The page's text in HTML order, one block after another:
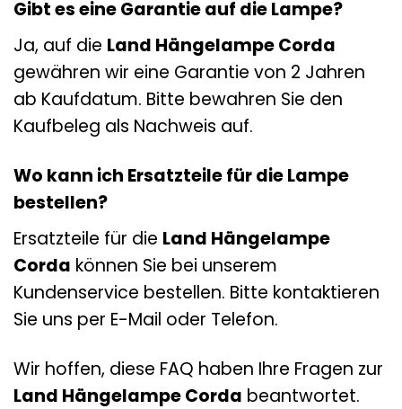
Gibt es eine Garantie auf die Lampe?
Ja, auf die Land Hängelampe Corda
gewähren wir eine Garantie von 2 Jahren
ab Kaufdatum. Bitte bewahren Sie den
Kaufbeleg als Nachweis auf.
Wo kann ich Ersatzteile für die Lampe
bestellen?
Ersatzteile für die Land Hängelampe
Corda können Sie bei unserem
Kundenservice bestellen. Bitte kontaktieren
Sie uns per E-Mail oder Telefon.
Wir hoffen, diese FAQ haben Ihre Fragen zur
Land Hängelampe Corda beantwortet.